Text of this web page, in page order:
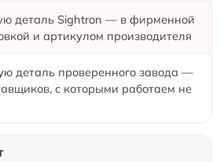
деталь Sightron — в фирменной
и артикулом производителя
деталь проверенного завода —
с которыми работаем не